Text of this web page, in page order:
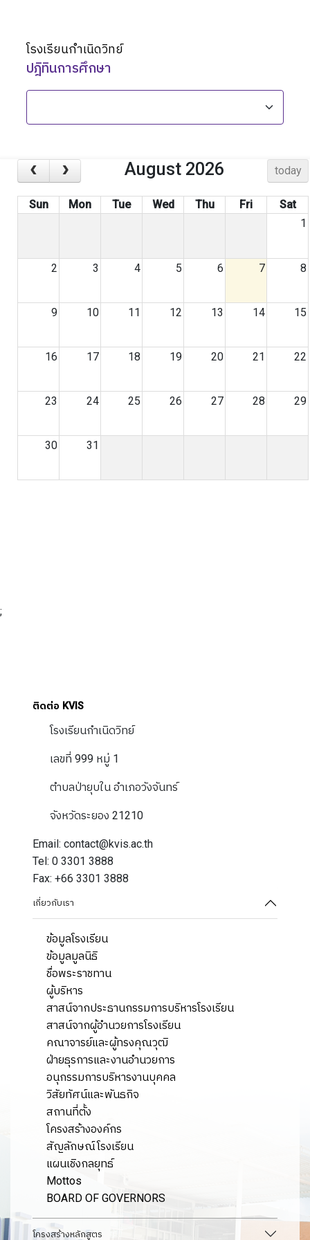
Academic
วิจัยผลสัมฤทธิ์ทางการเรียน
ข่าวสาร
เเคมปัสไลฟ์
คอมมูนิตี้
alumni
โรงเรียนกำเนิดวิทย์
ปฎิทินการศึกษา
today
August 2026
Sun Mon Tue Wed Thu Fri
Sat
1
2 3 4 5 6 7 8
9 10 11 12 13 14 15
16 17 18 19 20 21 22
23 24 25 26 27 28 29
30 31
;
ติดต่อ KVIS
โรงเรียนกำเนิดวิทย์
เลขที่ 999 หมู่ 1
ตำบลป่ายุบใน อำเภอวังจันทร์
จังหวัดระยอง 21210
Email: contact@kvis.ac.th
Tel: 0 3301 3888
Fax: +66 3301 3888
เกี่ยวกับเรา
ข้อมูลโรงเรียน
ข้อมูลมูลนิธิ
ชื่อพระราชทาน
ผู้บริหาร
สาสน์จากประธานกรรมการบริหารโรงเรียน
สาสน์จากผู้อำนวยการโรงเรียน
คณาจารย์และผู้ทรงคุณวุฒิ
ฝ่ายธุรการและงานอำนวยการ
อนุกรรมการบริหารงานบุคคล
วิสัยทัศน์และพันธกิจ
สถานที่ตั้ง
โครงสร้างองค์กร
สัญลักษณ์โรงเรียน
แผนเชิงกลยุทธ์
Mottos
BOARD OF GOVERNORS
โครงสร้างหลักสูตร